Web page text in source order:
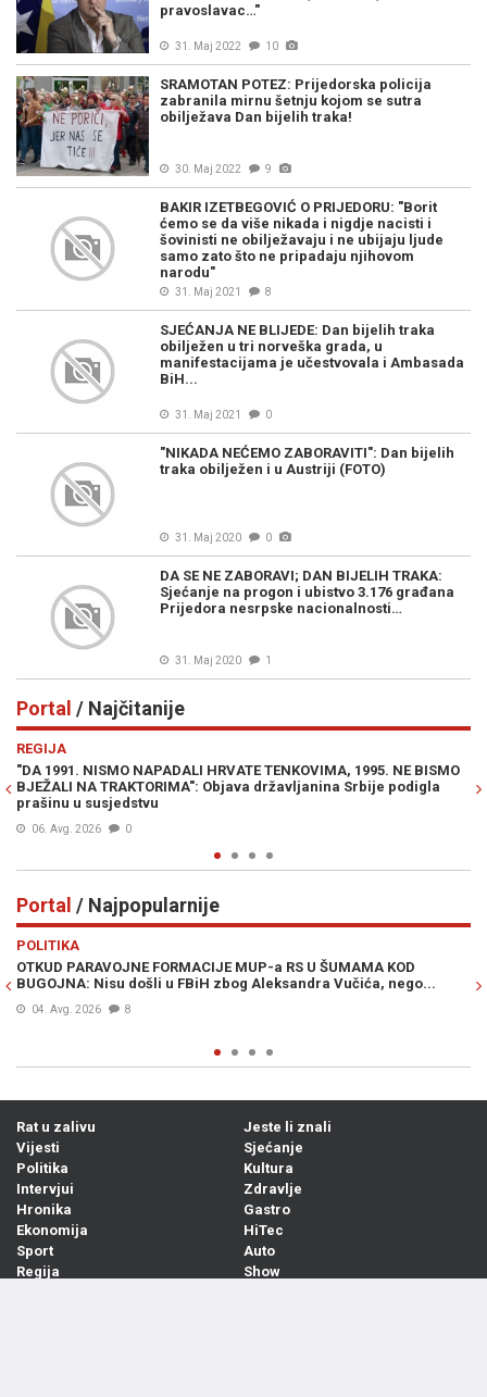
pravoslavac…"
31. Maj 2022 10
SRAMOTAN POTEZ: Prijedorska policija
zabranila mirnu šetnju kojom se sutra
obilježava Dan bijelih traka!
30. Maj 2022 9
BAKIR IZETBEGOVIĆ O PRIJEDORU: "Borit
ćemo se da više nikada i nigdje nacisti i
šovinisti ne obilježavaju i ne ubijaju ljude
samo zato što ne pripadaju njihovom
narodu"
31. Maj 2021 8
SJEĆANJA NE BLIJEDE: Dan bijelih traka
obilježen u tri norveška grada, u
manifestacijama je učestvovala i Ambasada
BiH...
31. Maj 2021 0
"NIKADA NEĆEMO ZABORAVITI": Dan bijelih
traka obilježen i u Austriji (FOTO)
31. Maj 2020 0
DA SE NE ZABORAVI; DAN BIJELIH TRAKA:
Sjećanje na progon i ubistvo 3.176 građana
Prijedora nesrpske nacionalnosti…
31. Maj 2020 1
Portal / Najčitanije
REGIJA
"DA 1991. NISMO NAPADALI HRVATE TENKOVIMA, 1995. NE BISMO
BJEŽALI NA TRAKTORIMA": Objava državljanina Srbije podigla
prašinu u susjedstvu
06. Avg. 2026 0
Portal / Najpopularnije
POLITIKA
OTKUD PARAVOJNE FORMACIJE MUP-a RS U ŠUMAMA KOD
BUGOJNA: Nisu došli u FBiH zbog Aleksandra Vučića, nego...
04. Avg. 2026 8
Rat u zalivu
Vijesti
Politika
Intervjui
Hronika
Ekonomija
Sport
Regija
Jeste li znali
Sjećanje
Kultura
Zdravlje
Gastro
HiTec
Auto
Show